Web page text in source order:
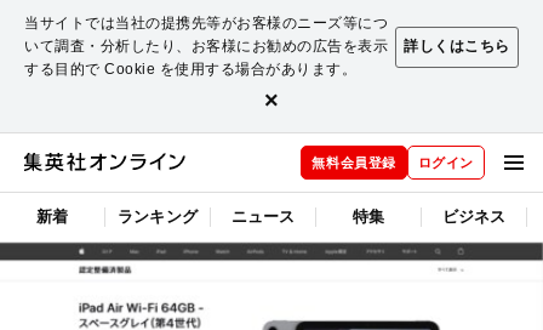
当サイトでは当社の提携先等がお客様のニーズ等につ
いて調査・分析したり、お客様にお勧めの広告を表示
する目的で Cookie を使用する場合があります。
詳しくはこちら
×
無料会員登録 ログイン
新着 ランキング ニュース 特集 ビジネス